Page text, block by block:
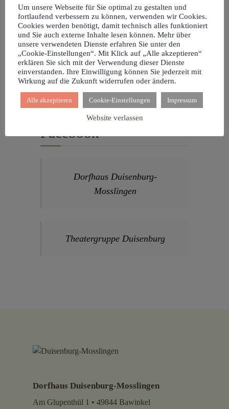
29 Dez. 26 • 18:00
Dorfhaus
Silvesterparty 2026
31 Dez. 26 • 19:00
Dorfhaus
Facebook
Dorfhaus Duisenburg-
Mosslingen
Theatergruppe Duisenburg
Dorfhaus Duisenburg-Mosslingen
Am Glupenthül 1 • 49844 Bawinkel
Um unsere Webseite für Sie optimal zu gestalten und
fortlaufend verbessern zu können, verwenden wir Cookies.
Cookies werden benötigt, damit technisch alles funktioniert
und Sie auch externe Inhalte lesen können. Mehr über
unsere verwendeten Dienste erfahren Sie unter den
„Cookie-Einstellungen“. Mit Klick auf „Alle akzeptieren“
erklären Sie sich mit der Verwendung dieser Dienste
einverstanden. Ihre Einwilligung können Sie jederzeit mit
Wirkung auf die Zukunft widerrufen oder ändern.
Alle akzeptieren Cookie-Einstellungen Impressum
Website verlassen